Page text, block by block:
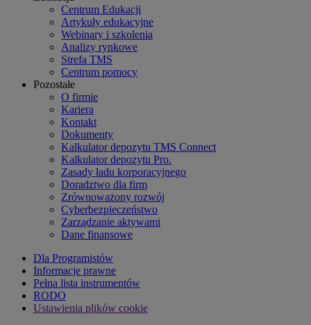
Centrum Edukacji
Artykuły edukacyjne
Webinary i szkolenia
Analizy rynkowe
Strefa TMS
Centrum pomocy
Pozostałe
O firmie
Kariera
Kontakt
Dokumenty
Kalkulator depozytu TMS Connect
Kalkulator depozytu Pro.
Zasady ładu korporacyjnego
Doradztwo dla firm
Zrównoważony rozwój
Cyberbezpieczeństwo
Zarządzanie aktywami
Dane finansowe
Dla Programistów
Informacje prawne
Pełna lista instrumentów
RODO
Ustawienia plików cookie